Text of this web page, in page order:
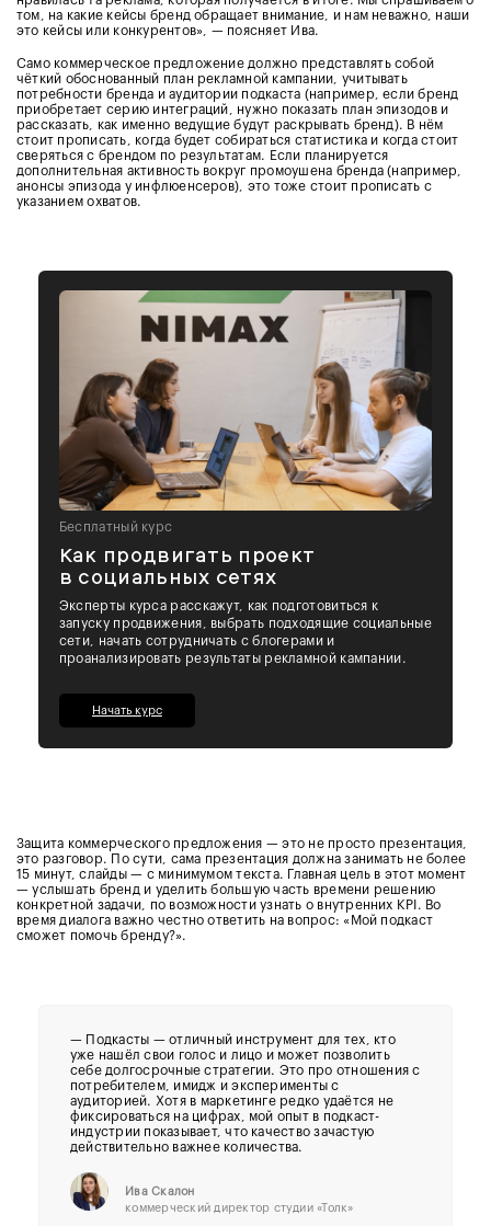
том, на какие кейсы бренд обращает внимание, и нам неважно, наши
это кейсы или конкурентов», — поясняет Ива.
Само коммерческое предложение должно представлять собой
чёткий обоснованный план рекламной кампании, учитывать
потребности бренда и аудитории подкаста (например, если бренд
приобретает серию интеграций, нужно показать план эпизодов и
рассказать, как именно ведущие будут раскрывать бренд). В нём
стоит прописать, когда будет собираться статистика и когда стоит
сверяться с брендом по результатам. Если планируется
дополнительная активность вокруг промоушена бренда (например,
анонсы эпизода у инфлюенсеров), это тоже стоит прописать с
указанием охватов.
Бесплатный курс
Как продвигать проект
в социальных сетях
Эксперты курса расскажут, как подготовиться к
запуску продвижения, выбрать подходящие социальные
сети, начать сотрудничать с блогерами и
проанализировать результаты рекламной кампании.
Начать курс
Защита коммерческого предложения — это не просто презентация,
это разговор. По сути, сама презентация должна занимать не более
15 минут, слайды — с минимумом текста. Главная цель в этот момент
— услышать бренд и уделить большую часть времени решению
конкретной задачи, по возможности узнать о внутренних KPI. Во
время диалога важно честно ответить на вопрос: «Мой подкаст
сможет помочь бренду?».
— Подкасты — отличный инструмент для тех, кто
уже нашёл свои голос и лицо и может позволить
себе долгосрочные стратегии. Это про отношения с
потребителем, имидж и эксперименты с
аудиторией. Хотя в маркетинге редко удаётся не
фиксироваться на цифрах, мой опыт в подкаст-
индустрии показывает, что качество зачастую
действительно важнее количества.
Ива Скалон
коммерческий директор студии «Толк»